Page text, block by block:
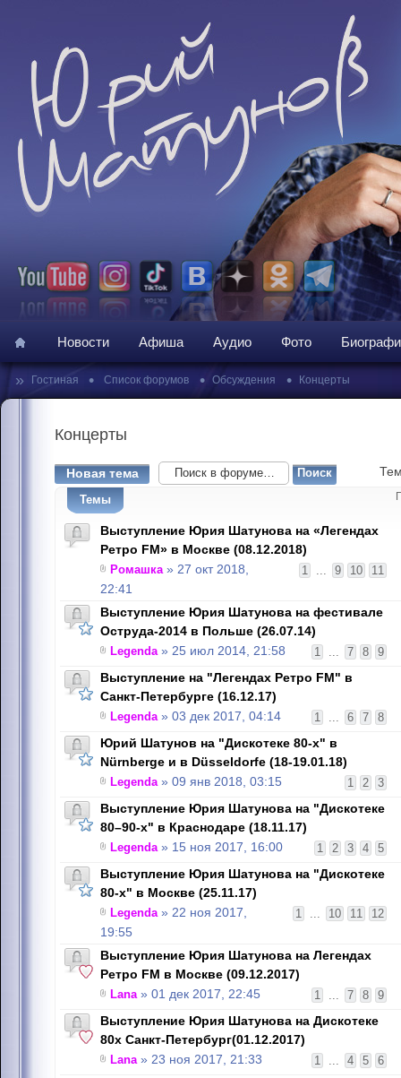
Новости Афиша Аудио Фото
» Гостиная • Список форумов • Обсуждения • Концерты
Концерты
Новая тема
Темы
Выступление Юрия Шатунова на «Легендах
Ретро FM» в Москве (08.12.2018)
1 ... 9 10 11
Ромашка» 27 окт 2018,
22:41
Выступление Юрия Шатунова на фестивале
Оструда-2014 в Польше (26.07.14)
1 ... 7 8 9
Legenda» 25 июл 2014, 21:58
Выступление на "Легендах Ретро FM" в
Санкт-Петербурге (16.12.17)
1 ... 6 7 8
Legenda» 03 дек 2017, 04:14
Юрий Шатунов на "Дискотеке 80-х" в
Nürnbergе и в Düsseldorfе (18-19.01.18)
1 2 3
Legenda» 09 янв 2018, 03:15
Выступление Юрия Шатунова на "Дискотеке
80–90-х" в Краснодаре (18.11.17)
1 2 3 4 5
Legenda» 15 ноя 2017, 16:00
Выступление Юрия Шатунова на "Дискотеке
80-х" в Москве (25.11.17)
1 ... 10 11 12
Legenda» 22 ноя 2017,
19:55
Выступление Юрия Шатунова на Легендах
Ретро FM в Москве (09.12.2017)
1 ... 7 8 9
Lana» 01 дек 2017, 22:45
Выступление Юрия Шатунова на Дискотеке
80х Санкт-Петербург(01.12.2017)
1 ... 4 5 6
Lana» 23 ноя 2017, 21:33